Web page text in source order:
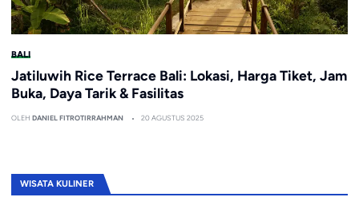
BALI
Jatiluwih Rice Terrace Bali: Lokasi, Harga Tiket, Jam
Buka, Daya Tarik & Fasilitas
OLEH DANIEL FITROTIRRAHMAN 20 AGUSTUS 2025
WISATA KULINER